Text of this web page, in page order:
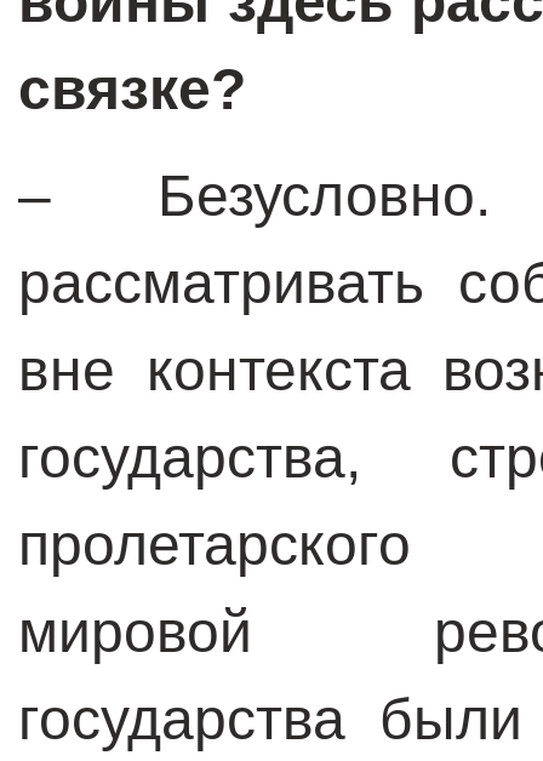
связке?
–
рассматривать
вне контекста
государства,
мировой
государства